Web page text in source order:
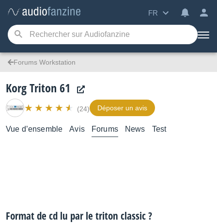
FR
Forums Workstation
Korg Triton 61
(24) Déposer un avis
Vue d’ensemble Avis Forums News Test
Format de cd lu par le triton classic ?